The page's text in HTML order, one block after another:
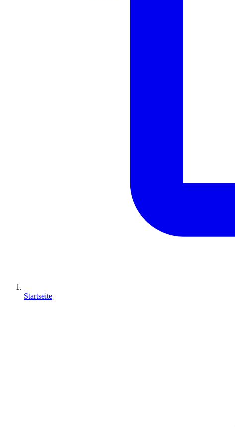
Startseite